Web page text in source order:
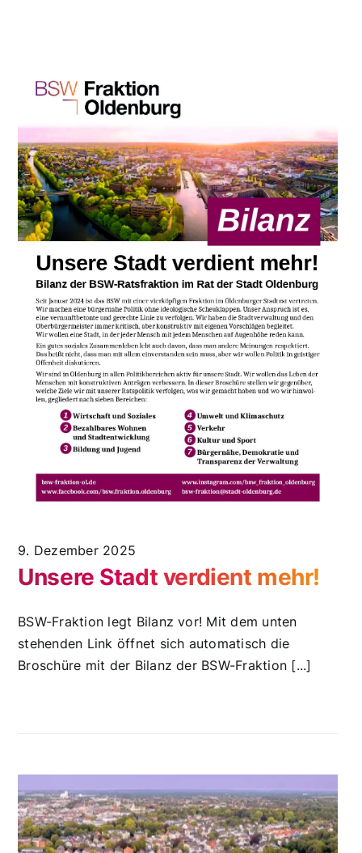
Unsere Stadt verdient mehr!
9. Dezember 2025
BSW-Fraktion legt Bilanz vor! Mit dem unten
stehenden Link öffnet sich automatisch die
Broschüre mit der Bilanz der BSW-Fraktion [...]